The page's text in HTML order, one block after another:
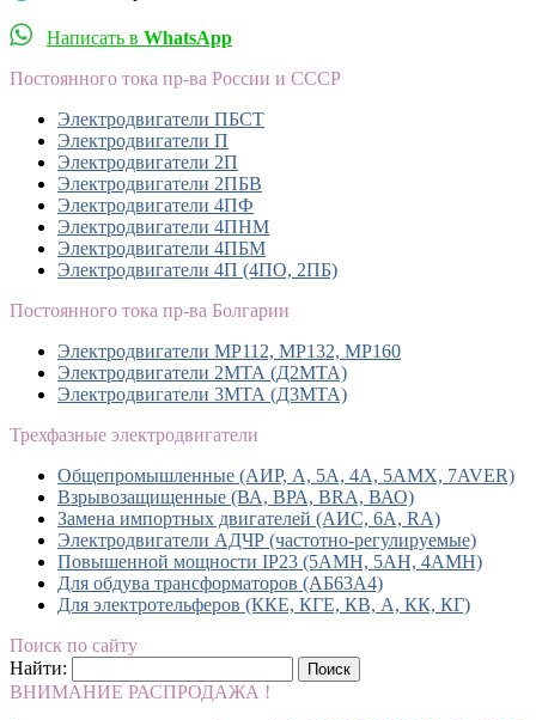
Написать в WhatsApp
Постоянного тока пр-ва России и СССР
Электродвигатели ПБСТ
Электродвигатели П
Электродвигатели 2П
Электродвигатели 2ПБВ
Электродвигатели 4ПФ
Электродвигатели 4ПНМ
Электродвигатели 4ПБМ
Электродвигатели 4П (4ПО, 2ПБ)
Постоянного тока пр-ва Болгарии
Электродвигатели MP112, МР132, MP160
Электродвигатели 2МТА (Д2МТА)
Электродвигатели 3МТА (Д3МТА)
Трехфазные электродвигатели
Общепромышленные (АИР, А, 5А, 4А, 5АМХ, 7AVER)
Взрывозащищенные (ВА, ВРА, BRA, ВАО)
Замена импортных двигателей (АИС, 6А, RA)
Электродвигатели АДЧР (частотно-регулируемые)
Повышенной мощности IP23 (5АМН, 5АН, 4АМН)
Для обдува трансформаторов (АБ63А4)
Для электротельферов (ККЕ, КГЕ, КВ, А, КК, КГ)
Поиск по сайту
Найти:
ВНИМАНИЕ РАСПРОДАЖА !